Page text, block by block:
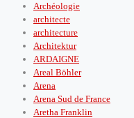
Archéologie
architecte
architecture
Architektur
ARDAIGNE
Areal Böhler
Arena
Arena Sud de France
Aretha Franklin